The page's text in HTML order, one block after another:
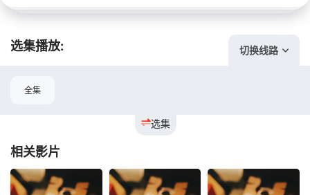
选集播放: 切换线路
选集
全集
相关影片